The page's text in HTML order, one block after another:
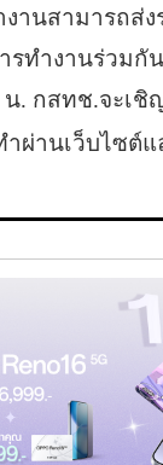
านสามารถส่ง
ทำงานร่วมกั
น. กสทช.จะเ
ผ่านเว็บไซต์แ